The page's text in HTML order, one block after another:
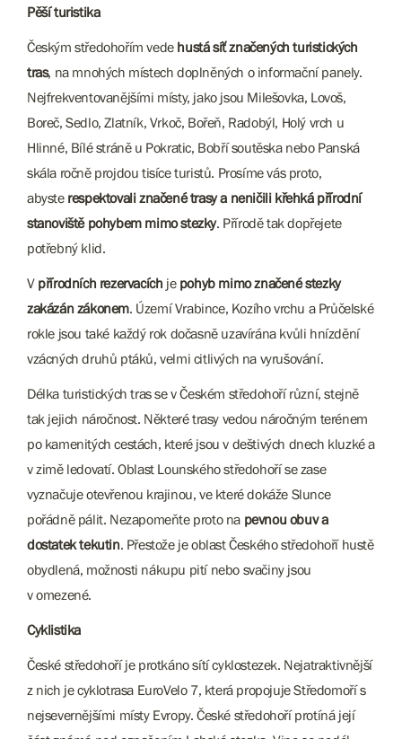
Pěší turistika
Českým středohořím vede hustá síť značených turistických
tras, na mnohých místech doplněných o informační panely.
Nejfrekventovanějšími místy, jako jsou Milešovka, Lovoš,
Boreč, Sedlo, Zlatník, Vrkoč, Bořeň, Radobýl, Holý vrch u
Hlinné, Bílé stráně u Pokratic, Bobří soutěska nebo Panská
skála ročně projdou tisíce turistů. Prosíme vás proto,
abyste respektovali značené trasy a neničili křehká přírodní
stanoviště pohybem mimo stezky. Přírodě tak dopřejete
potřebný klid.
V přírodních rezervacích je pohyb mimo značené stezky
zakázán zákonem. Území Vrabince, Kozího vrchu a Průčelské
rokle jsou také každý rok dočasně uzavírána kvůli hnízdění
vzácných druhů ptáků, velmi citlivých na vyrušování.
Délka turistických tras se v Českém středohoří různí, stejně
tak jejich náročnost. Některé trasy vedou náročným terénem
po kamenitých cestách, které jsou v deštivých dnech kluzké a
v zimě ledovatí. Oblast Lounského středohoří se zase
vyznačuje otevřenou krajinou, ve které dokáže Slunce
pořádně pálit. Nezapomeňte proto na pevnou obuv a
dostatek tekutin. Přestože je oblast Českého středohoří hustě
obydlená, možnosti nákupu pití nebo svačiny jsou
v omezené.
Cyklistika
České středohoří je protkáno sítí cyklostezek. Nejatraktivnější
z nich je cyklotrasa EuroVelo 7, která propojuje Středomoří s
nejsevernějšími místy Evropy. České středohoří protíná její